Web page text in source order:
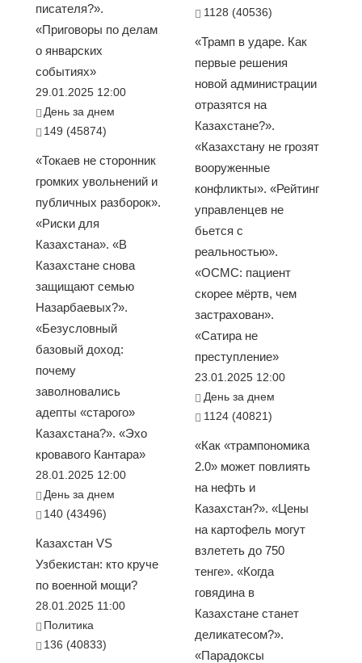
писателя?».
«Приговоры по делам
о январских
событиях»
29.01.2025 12:00
День за днем
149 (45874)
«Токаев не сторонник
громких увольнений и
публичных разборок».
«Риски для
Казахстана». «В
Казахстане снова
защищают семью
Назарбаевых?».
«Безусловный
базовый доход:
почему
заволновались
адепты «старого»
Казахстана?». «Эхо
кровавого Кантара»
28.01.2025 12:00
День за днем
140 (43496)
Казахстан VS
Узбекистан: кто круче
по военной мощи?
28.01.2025 11:00
Политика
136 (40833)
1128 (40536)
«Трамп в ударе. Как
первые решения
новой администрации
отразятся на
Казахстане?».
«Казахстану не грозят
вооруженные
конфликты». «Рейтинг
управленцев не
бьется с
реальностью».
«ОСМС: пациент
скорее мёртв, чем
застрахован».
«Сатира не
преступление»
23.01.2025 12:00
День за днем
1124 (40821)
«Как «трампономика
2.0» может повлиять
на нефть и
Казахстан?». «Цены
на картофель могут
взлететь до 750
тенге». «Когда
говядина в
Казахстане станет
деликатесом?».
«Парадоксы